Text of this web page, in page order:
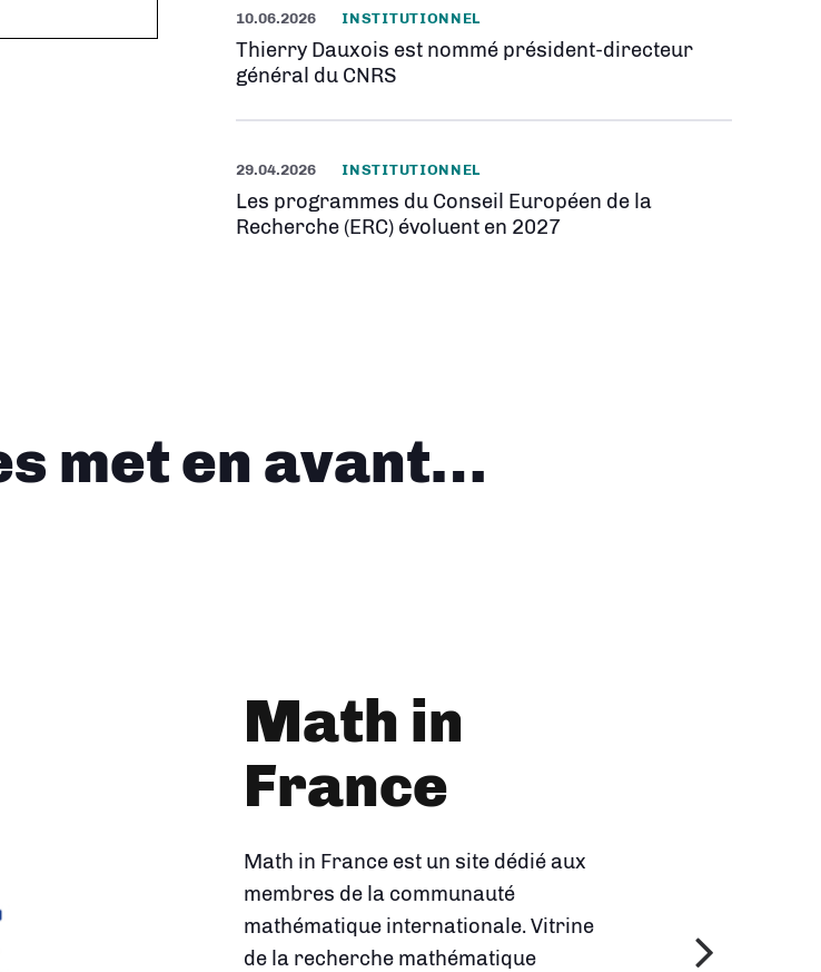
10.06.2026 INSTITUTIONNEL
Thierry Dauxois est nommé président-directeur
général du CNRS
29.04.2026 INSTITUTIONNEL
Les programmes du Conseil Européen de la
Recherche (ERC) évoluent en 2027
met en avant…
L'Univers
des
mathématiques
Créée en 2023 par l'Insmi, cette
carte met en image les domaines de